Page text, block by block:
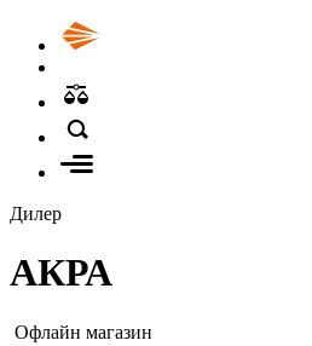
Дилер
АКРА
Офлайн магазин